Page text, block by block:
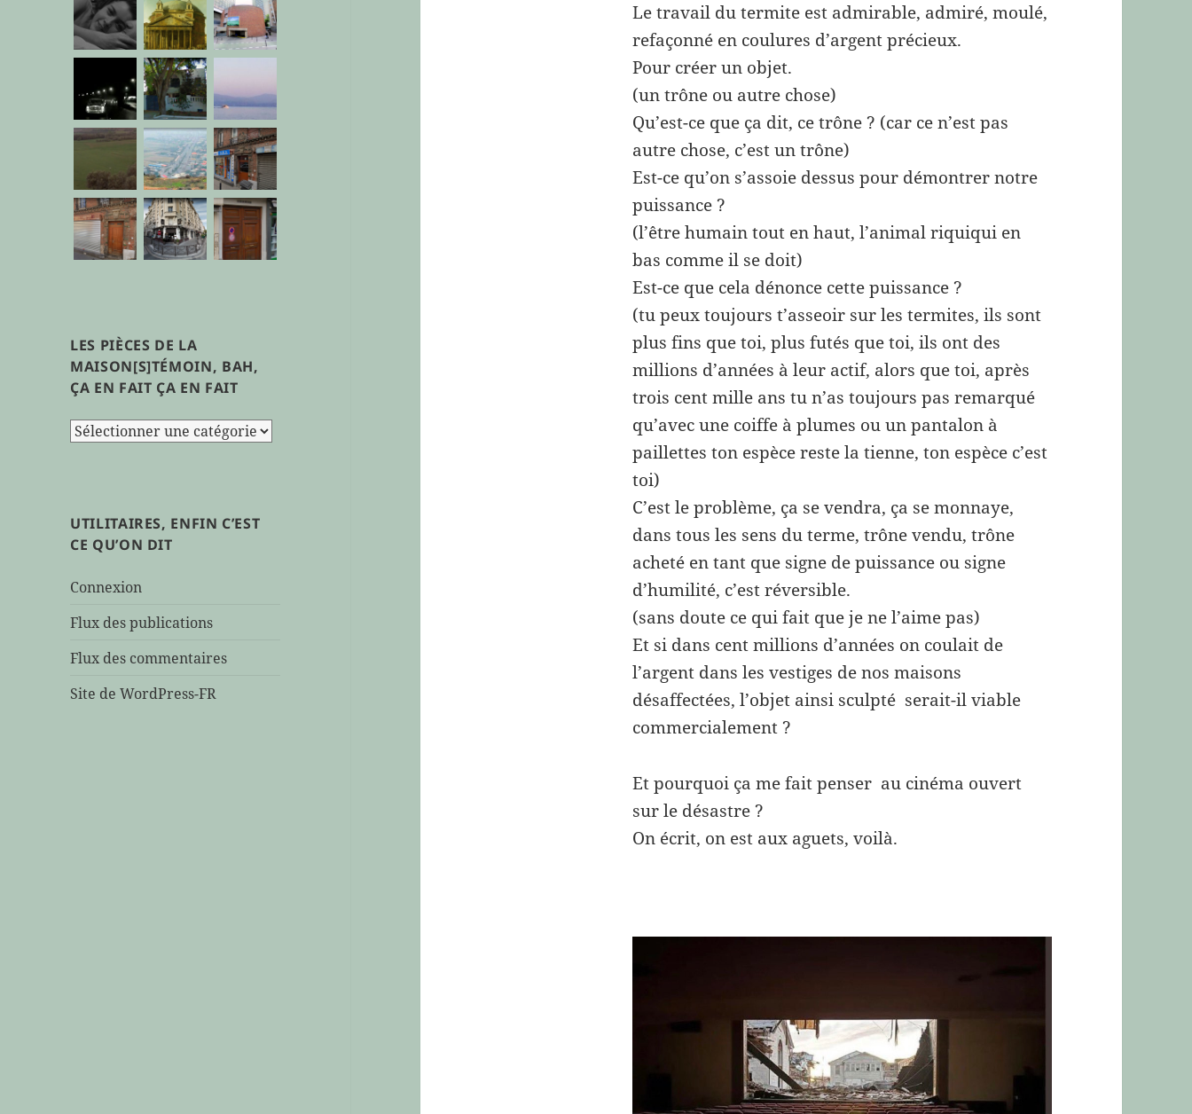
LES PIÈCES DE LA
MAISON[S]TÉMOIN, BAH,
ÇA EN FAIT ÇA EN FAIT
les
maison[s]témoin,
bah,
en
ça
fait
UTILITAIRES, ENFIN C’EST
CE QU’ON DIT
Connexion
Flux des publications
Flux des commentaires
Site de WordPress-FR
Le travail du termite est admirable, admiré, moulé,
refaçonné en coulures d’argent précieux.
Pour créer un objet.
(un trône ou autre chose)
Qu’est-ce que ça dit, ce trône ? (car ce n’est pas
autre chose, c’est un trône)
Est-ce qu’on s’assoie dessus pour démontrer notre
puissance ?
(l’être humain tout en haut, l’animal riquiqui en
bas comme il se doit)
Est-ce que cela dénonce cette puissance ?
(tu peux toujours t’asseoir sur les termites, ils sont
plus fins que toi, plus futés que toi, ils ont des
millions d’années à leur actif, alors que toi, après
trois cent mille ans tu n’as toujours pas remarqué
qu’avec une coiffe à plumes ou un pantalon à
paillettes ton espèce reste la tienne, ton espèce c’est
toi)
C’est le problème, ça se vendra, ça se monnaye,
dans tous les sens du terme, trône vendu, trône
acheté en tant que signe de puissance ou signe
d’humilité, c’est réversible.
(sans doute ce qui fait que je ne l’aime pas)
Et si dans cent millions d’années on coulait de
l’argent dans les vestiges de nos maisons
désaffectées, l’objet ainsi sculpté serait-il viable
commercialement ?
Et pourquoi ça me fait penser au cinéma ouvert
sur le désastre ?
On écrit, on est aux aguets, voilà.